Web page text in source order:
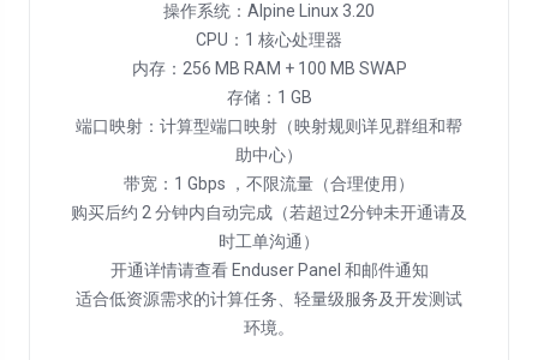
操作系统：Alpine Linux 3.20
CPU：1 核心处理器
内存：256 MB RAM + 100 MB SWAP
存储：1 GB
端口映射：计算型端口映射（映射规则详见群组和帮
助中心）
带宽：1 Gbps ，不限流量（合理使用）
购买后约 2 分钟内自动完成（若超过2分钟未开通请及
时工单沟通）
开通详情请查看 Enduser Panel 和邮件通知
适合低资源需求的计算任务、轻量级服务及开发测试
环境。